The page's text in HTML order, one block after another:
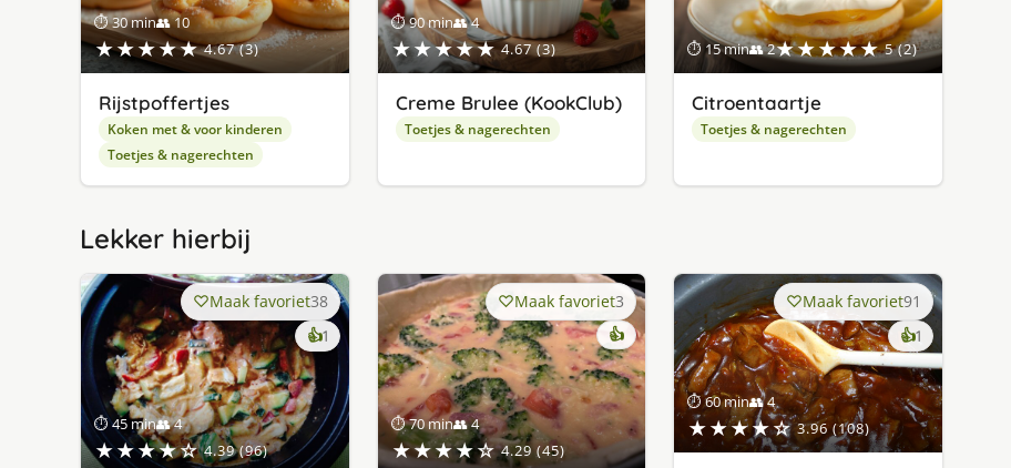
⏱ 30 min👥 10
★★★★★ 4.67 (3)
Rijstpoffertjes
Koken met & voor kinderen
Toetjes & nagerechten
⏱ 90 min👥 4
★★★★★ 4.67 (3)
Creme Brulee (KookClub)
Toetjes & nagerechten
⏱ 15 min👥 2★★★★★ 5 (2)
Citroentaartje
Toetjes & nagerechten
Lekker hierbij
⏱ 45 min👥 4
★★★★☆ 4.39 (96)
Maak favoriet38
👍1keer
lekker
gevonden
⏱ 70 min👥 4
★★★★☆ 4.29 (45)
Maak favoriet3
👍
⏱ 60 min👥 4
★★★★☆ 3.96 (108)
Maak favoriet91
👍1keer
lekker
gevonden